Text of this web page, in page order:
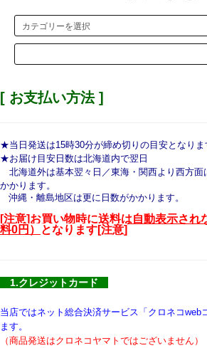
[ お支払い方法 ]
★当日発送は15時30分が締め切りの目安となりま
★お届け目安日数は北海道内で翌日
北海道外は基本翌々日／東海・関西より西方面
かかります。
沖縄・離島地区は更に日数がかかります。
[注意]お買い物時に送料は自動表示され
料0円）
となります[注意]
1.クレジットカード
当店ではネット総合決済サービス「クロネコweb
ます。
（商品発送はクロネコヤマトではございません）